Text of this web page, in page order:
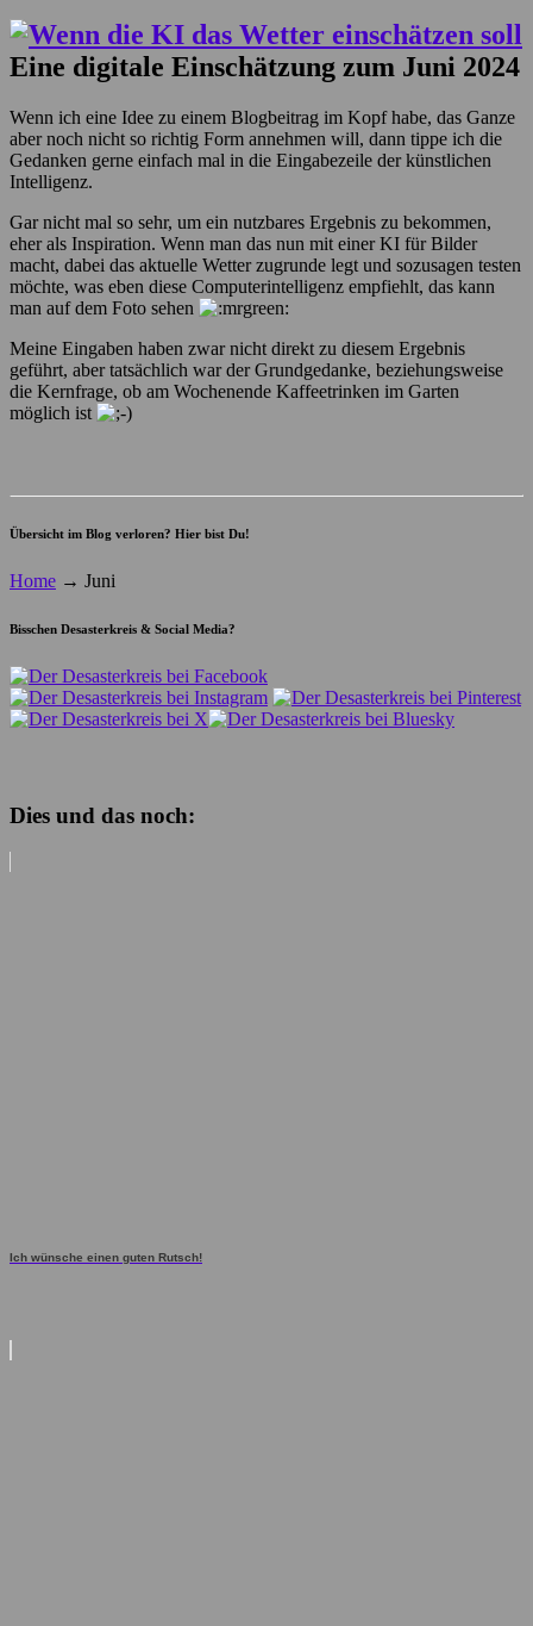
Eine digitale Einschätzung zum Juni 2024
Wenn ich eine Idee zu einem Blogbeitrag im Kopf habe, das Ganze
aber noch nicht so richtig Form annehmen will, dann tippe ich die
Gedanken gerne einfach mal in die Eingabezeile der künstlichen
Intelligenz.
Gar nicht mal so sehr, um ein nutzbares Ergebnis zu bekommen,
eher als Inspiration. Wenn man das nun mit einer KI für Bilder
macht, dabei das aktuelle Wetter zugrunde legt und sozusagen testen
möchte, was eben diese Computerintelligenz empfiehlt, das kann
man auf dem Foto sehen
Meine Eingaben haben zwar nicht direkt zu diesem Ergebnis
geführt, aber tatsächlich war der Grundgedanke, beziehungsweise
die Kernfrage, ob am Wochenende Kaffeetrinken im Garten
möglich ist
Übersicht im Blog verloren? Hier bist Du!
Home → Juni
Bisschen Desasterkreis & Social Media?
Dies und das noch:
Ich wünsche einen guten Rutsch!